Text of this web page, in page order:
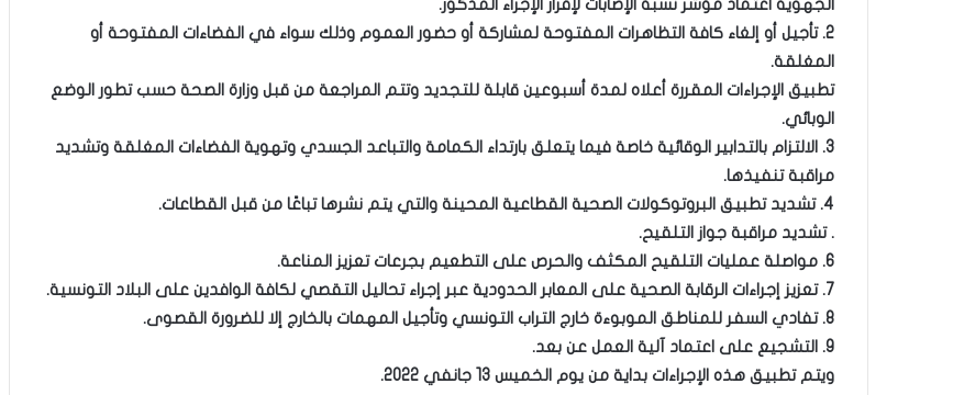
الجهوية اعتماد مؤشر نسبة الإصابات لإقرار الإجراء المذكور.
2. تأجيل أو إلغاء كافة التظاهرات المفتوحة لمشاركة أو حضور العموم وذلك سواء في الفضاءات المفتوحة أو
المغلقة.
تطبيق الإجراءات المقررة أعلاه لمدة أسبوعين قابلة للتجديد وتتم المراجعة من قبل وزارة الصحة حسب تطور الوضع
الوبائي.
3. الالتزام بالتدابير الوقائية خاصة فيما يتعلق بارتداء الكمامة والتباعد الجسدي وتهوية الفضاءات المغلقة وتشديد
مراقبة تنفيذها.
4. تشديد تطبيق البروتوكولات الصحية القطاعية المحينة والتي يتم نشرها تباعًا من قبل القطاعات.
. تشديد مراقبة جواز التلقيح.
6. مواصلة عمليات التلقيح المكثف والحرص على التطعيم بجرعات تعزيز المناعة.
7. تعزيز إجراءات الرقابة الصحية على المعابر الحدودية عبر إجراء تحاليل التقصي لكافة الوافدين على البلاد التونسية.
8. تفادي السفر للمناطق الموبوءة خارج التراب التونسي وتأجيل المهمات بالخارج إلا للضرورة القصوى.
9. التشجيع على اعتماد آلية العمل عن بعد.
ويتم تطبيق هذه الإجراءات بداية من يوم الخميس 13 جانفي 2022.